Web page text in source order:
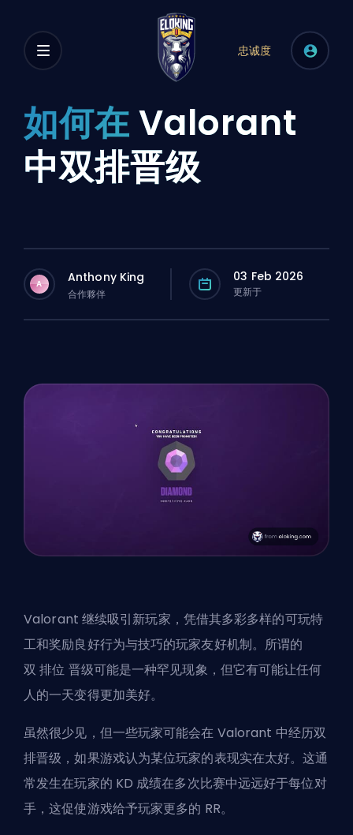
忠诚度
如何在Valorant
中双排晋级
A Anthony King
合作夥伴
03 Feb 2026
更新于
Valorant 继续吸引新玩家，凭借其多彩多样的可玩特
工和奖励良好行为与技巧的玩家友好机制。所谓的
双排位 晋级可能是一种罕见现象，但它有可能让任何
人的一天变得更加美好。
虽然很少见，但一些玩家可能会在 Valorant 中经历双
排晋级，如果游戏认为某位玩家的表现实在太好。这通
常发生在玩家的 KD 成绩在多次比赛中远远好于每位对
手，这促使游戏给予玩家更多的 RR。